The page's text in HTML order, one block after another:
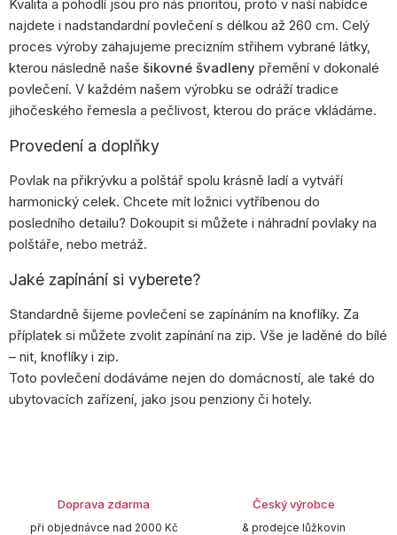
Kvalita a pohodlí jsou pro nás prioritou, proto v naší nabídce
najdete i nadstandardní povlečení s délkou až 260 cm. Celý
proces výroby zahajujeme precizním střihem vybrané látky,
kterou následně naše šikovné švadleny přemění v dokonalé
povlečení. V každém našem výrobku se odráží tradice
jihočeského řemesla a pečlivost, kterou do práce vkládáme.
Provedení a doplňky
Povlak na přikrývku a polštář spolu krásně ladí a vytváří
harmonický celek. Chcete mít ložnici vytříbenou do
posledního detailu? Dokoupit si můžete i náhradní povlaky na
polštáře, nebo metráž.
Jaké zapínání si vyberete?
Standardně šijeme povlečení se zapínáním na knoflíky. Za
příplatek si můžete zvolit zapínání na zip. Vše je laděné do bílé
– nit, knoflíky i zip.
Toto povlečení dodáváme nejen do domácností, ale také do
ubytovacích zařízení, jako jsou penziony či hotely.
Doprava zdarma
při objednávce nad 2000 Kč
Český výrobce
& prodejce lůžkovin